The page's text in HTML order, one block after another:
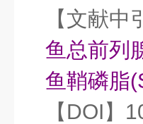
【文献中
鱼总前列
鱼鞘磷脂
【DOI】